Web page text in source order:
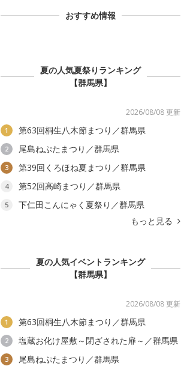
おすすめ情報
夏の人気夏祭りランキング
【群馬県】
2026/08/08 更新
1 第63回桐生八木節まつり／群馬県
2 尾島ねぷたまつり／群馬県
3 第39回くろほね夏まつり／群馬県
4 第52回高崎まつり／群馬県
5
下仁田こんにゃく夏祭り／群馬県
もっと見る
夏の人気イベントランキング
【群馬県】
2026/08/08 更新
1 第63回桐生八木節まつり／群馬県
2 塩蔵お化け屋敷～閉ざされた扉～／群馬県
3 尾島ねぷたまつり／群馬県